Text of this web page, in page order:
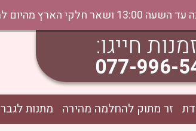
בתיאום טלפוני
חייגו:
077-996-
זר מתוק להחלמה מהירה מתנות לגבר